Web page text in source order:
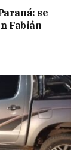
se
Fabián